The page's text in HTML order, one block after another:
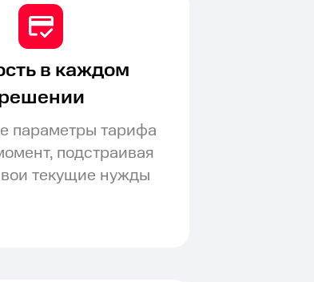
в каждом
параметры тарифа
подстраивая
текущие нужды